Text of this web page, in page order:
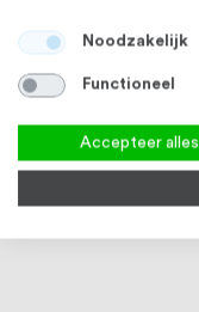
Noodzakelijk
Functioneel
Accepteer alles